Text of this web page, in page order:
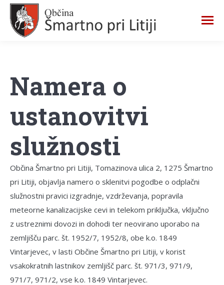
Namera o
ustanovitvi
služnosti
Občina Šmartno pri Litiji, Tomazinova ulica 2, 1275 Šmartno
pri Litiji, objavlja namero o sklenitvi pogodbe o odplačni
služnostni pravici izgradnje, vzdrževanja, popravila
meteorne kanalizacijske cevi in telekom priključka, vključno
z ustreznimi dovozi in dohodi ter neovirano uporabo na
zemljišču parc. št. 1952/7, 1952/8, obe k.o. 1849
Vintarjevec, v lasti Občine Šmartno pri Litiji, v korist
vsakokratnih lastnikov zemljišč parc. št. 971/3, 971/9,
971/7, 971/2, vse k.o. 1849 Vintarjevec.